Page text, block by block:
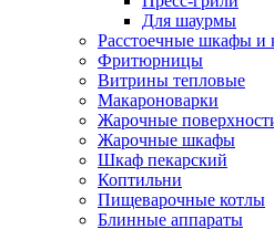
Для шаурмы
Расстоечные шкафы и
Фритюрницы
Витрины тепловые
Макароноварки
Жарочные
Жарочные шкафы
Шкаф пекарский
Коптильни
Пищеварочные котлы
Блинные аппараты